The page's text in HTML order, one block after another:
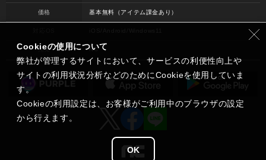
価格 基本無料（アイテム課金あり）
開発 NC
Cookieの使用について
弊社が管理するサイトにおいて、サービスの利便性向上や
サイトの利用状況分析などのためにCookieを使用していま
す。
Cookieの利用設定は、お客様がご利用中のブラウザの設定
から行えます。
OK